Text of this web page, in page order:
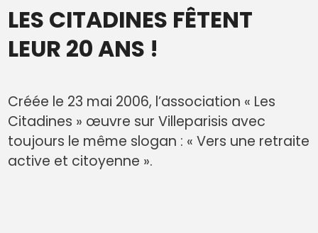
LES CITADINES FÊTENT
LEUR 20 ANS !
Créée le 23 mai 2006, l’association « Les
Citadines » œuvre sur Villeparisis avec
toujours le même slogan : « Vers une retraite
active et citoyenne ».